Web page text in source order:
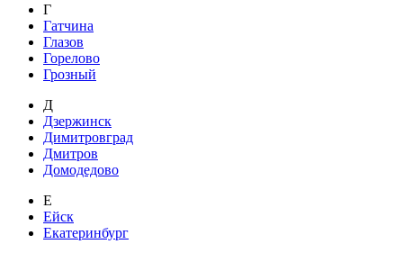
Г
Гатчина
Глазов
Горелово
Грозный
Д
Дзержинск
Димитровград
Дмитров
Домодедово
Е
Ейск
Екатеринбург